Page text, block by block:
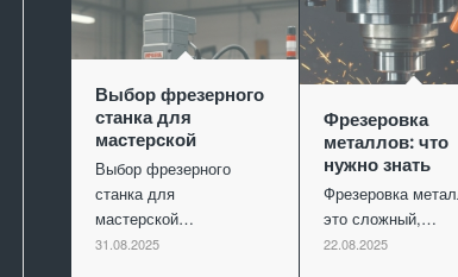
Выбор фрезерного
станка для
мастерской
Выбор фрезерного
станка для
мастерской…
31.08.2025
Фрезеровка
металлов: что
нужно знать
Фрезеровка
это сложный,…
22.08.2025